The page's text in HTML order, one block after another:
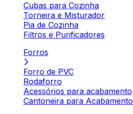
Cubas para Cozinha
Torneira e Misturador
Pia de Cozinha
Filtros e Purificadores
Forros
Forro de PVC
Rodaforro
Acessórios para acabamento
Cantoneira para Acabamento